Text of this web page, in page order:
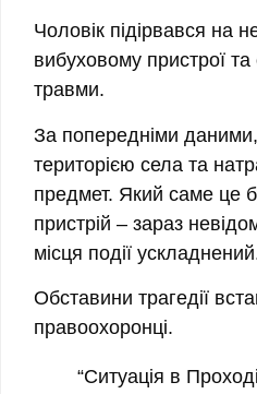
Чоловік підірвався на
вибуховому пристрої
травми.
За попередніми даними,
територією села та
предмет. Який саме це
пристрій – зараз
місця події
Обставини трагедії
правоохоронці.
“Ситуація в